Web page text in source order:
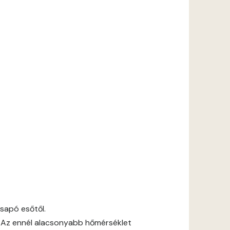
esőtől.
ennél alacsonyabb hőmérséklet